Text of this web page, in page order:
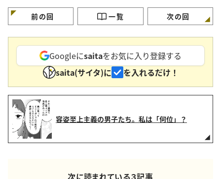
ます！」
前の回 一覧 次の回
Googleにsaitaをお気に入り登録する
saita(サイタ)に
を入れるだけ！
容姿至上主義の男子たち。私は「何位」？
次に読まれている３記事